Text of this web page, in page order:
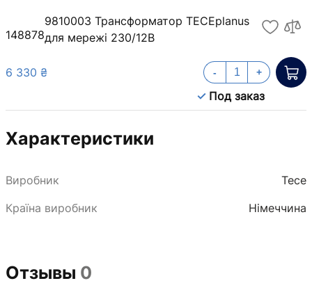
148878
9810003 Трансформатор TECEрlanus
для мережі 230/12В
6 330 ₴
Под заказ
- +
Характеристики
Виробник
Tece
Країна виробник
Німеччина
Отзывы 0